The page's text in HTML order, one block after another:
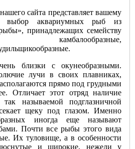
сайта представляет вашему
выбор аквариумных рыб из
принадлежащих семейству
камбалообразные,
близки с окунеобразными.
лучи в своих плавниках,
прямо под грудными
Отличает этот отряд наличие
называемой подглазничной
щеку под глазом. Именно
иногда еще называют
Почти все рыбы этого вида
Их туловище, а в особенности
и широкие, нежели у